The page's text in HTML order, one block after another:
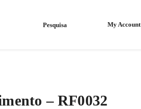
My Account
– RF0032